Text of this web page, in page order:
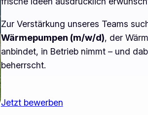
Zur Verstärkung unseres Teams
Wärmepumpen (m/w/d), der
anbindet, in Betrieb nimmt – und
beherrscht.
Jetzt bewerben